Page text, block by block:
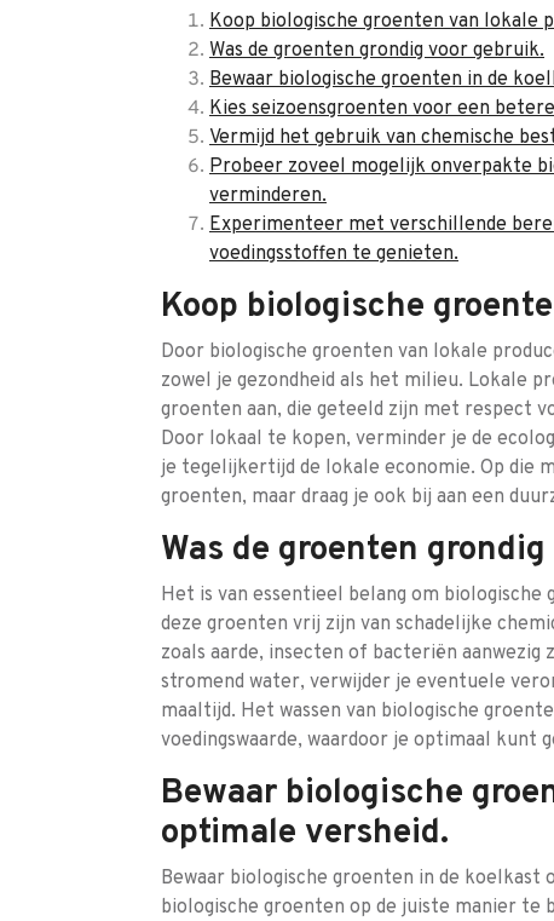
Koop biologische groenten van lokale
Was de groenten grondig voor gebruik.
Bewaar biologische groenten in de
Kies seizoensgroenten voor een
Vermijd het gebruik van chemische
Probeer zoveel mogelijk onverpakte
verminderen.
Experimenteer met verschillende
voedingsstoffen te genieten.
Koop biologische
Door biologische groenten van lokale
zowel je gezondheid als het milieu. Lokale
groenten aan, die geteeld zijn met respect
Door lokaal te kopen, verminder je de
je tegelijkertijd de lokale economie. Op die
groenten, maar draag je ook bij aan een
Was de groenten
Het is van essentieel belang om
deze groenten vrij zijn van schadelijke
zoals aarde, insecten of bacteriën
stromend water, verwijder je eventuele
maaltijd. Het wassen van biologische
voedingswaarde, waardoor je optimaal
Bewaar biologische
optimale versheid.
Bewaar biologische groenten in de
biologische groenten op de juiste manier te